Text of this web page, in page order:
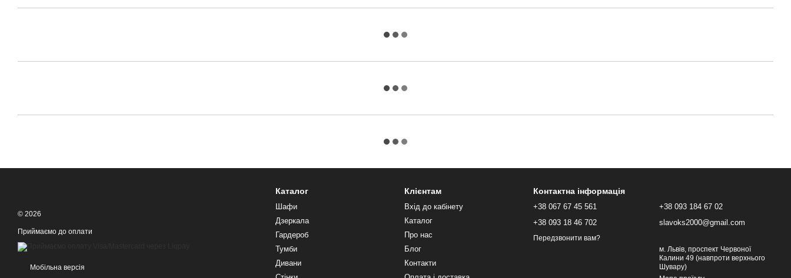
© 2026
Приймаємо до оплати
Мобільна версія
Каталог
Шафи
Дзеркала
Гардероб
Тумби
Дивани
Клієнтам
Вхід до кабінету
Каталог
Про нас
Блог
Контакти
Контактна інформація
+38 067 67 45 561
+38 093 18 46 702
Передзвонити вам?
+38 093 184 67 02
slavoks2000@gmail.com
м. Львів, проспект Червоної
Калини 49 (навпроти верхнього
Шувару)